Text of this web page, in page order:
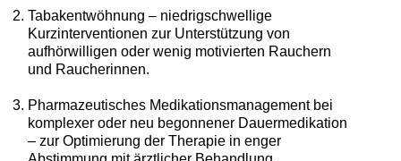
Tabakentwöhnung – niedrigschwellige
Kurzinterventionen zur Unterstützung von
aufhörwilligen oder wenig motivierten Rauchern
und Raucherinnen.
Pharmazeutisches Medikationsmanagement bei
komplexer oder neu begonnener Dauermedikation
– zur Optimierung der Therapie in enger